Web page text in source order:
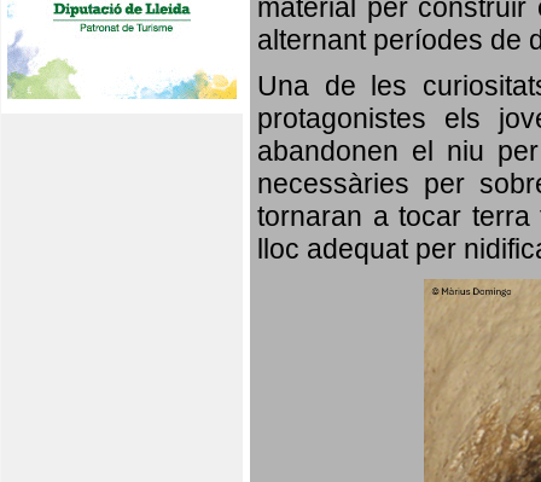
material per
alternant períodes de
Una de les
protagonistes els
abandonen el niu
necessàries per
tornaran a tocar
lloc adequat per